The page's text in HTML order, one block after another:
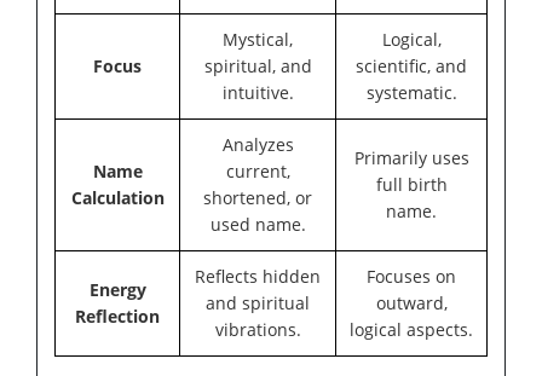
Focus
Mystical,
spiritual, and
intuitive.
Logical,
scientific, and
systematic.
Name
Calculation
Analyzes
current,
shortened, or
used name.
Primarily uses
full birth
name.
Energy
Reflection
Reflects hidden
and spiritual
vibrations.
Focuses on
outward,
logical aspects.